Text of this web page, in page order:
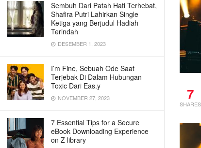
Sembuh Dari Patah Hati Terhebat,
Shafira Putri Lahirkan Single
Ketiga yang Berjudul Hadiah
Terindah
DESEMBER 1, 2023
I’m Fine, Sebuah Ode Saat
Terjebak Di Dalam Hubungan
Toxic Dari Eas.y
NOVEMBER 27, 2023
7 Essential Tips for a Secure
eBook Downloading Experience
on Z library
7
SHARES